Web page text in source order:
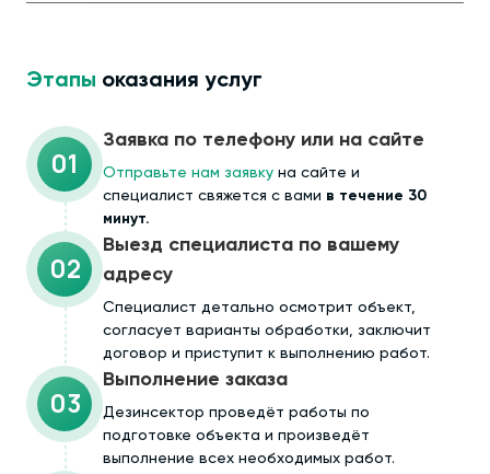
Этапы оказания услуг
01
Заявка по телефону или на сайте
Отправьте нам заявку на сайте и
специалист свяжется с вами в течение 30
минут.
02
Выезд специалиста по вашему
адресу
Cпециалист детально осмотрит объект,
согласует варианты обработки, заключит
договор и приступит к выполнению работ.
03
Выполнение заказа
Дезинсектор проведёт работы по
подготовке объекта и произведёт
выполнение всех необходимых работ.